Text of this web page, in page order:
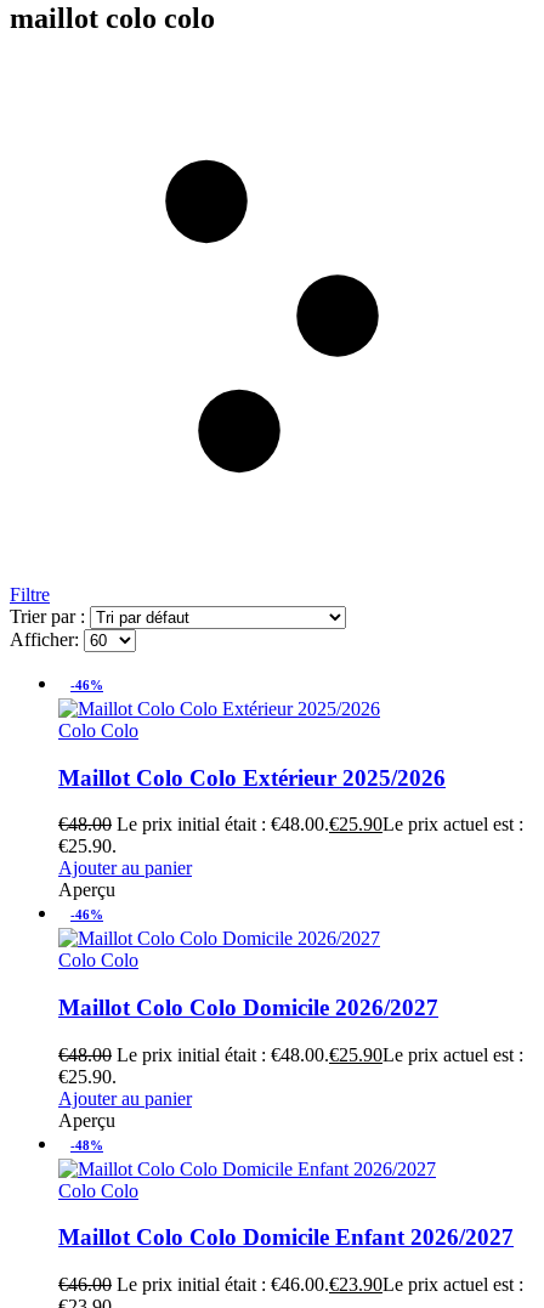
maillot colo colo
Filtre
Trier par :
Afficher:
-46%
Colo Colo
Maillot Colo Colo Extérieur 2025/2026
€48.00 Le prix initial était : €48.00.€25.90Le prix actuel est :
€25.90.
Ajouter au panier
Aperçu
-46%
Colo Colo
Maillot Colo Colo Domicile 2026/2027
€48.00 Le prix initial était : €48.00.€25.90Le prix actuel est :
€25.90.
Ajouter au panier
Aperçu
-48%
Colo Colo
Maillot Colo Colo Domicile Enfant 2026/2027
€46.00 Le prix initial était : €46.00.€23.90Le prix actuel est :